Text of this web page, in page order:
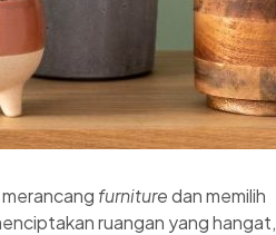
furnituredan memilih
ruangan yang hangat,